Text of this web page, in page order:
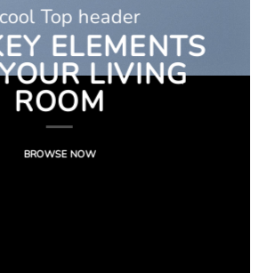
Top header
ELEMENTS
LIVING
ROOM
BROWSE NOW